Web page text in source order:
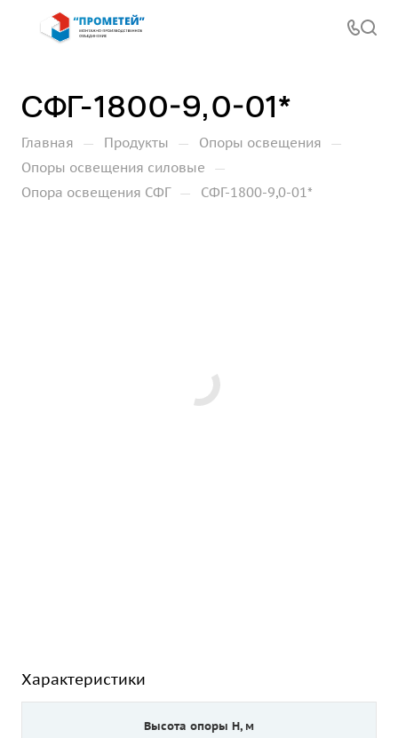
СФГ-1800-9,0-01*
Главная — Продукты — Опоры освещения —
Опоры освещения силовые —
Опора освещения СФГ — СФГ-1800-9,0-01*
Характеристики
Высота опоры Н, м